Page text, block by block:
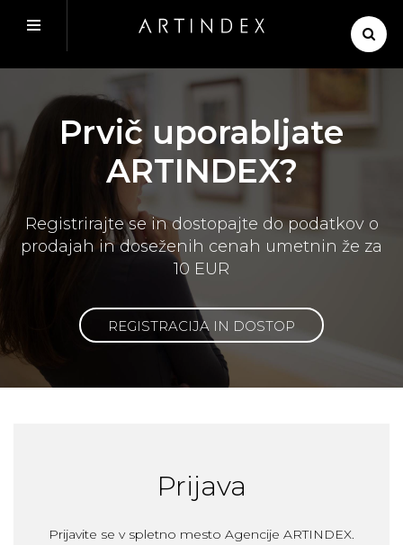
Prvič uporabljate
ARTINDEX?
Registrirajte se in dostopajte do podatkov o
prodajah in doseženih cenah umetnin že za
10 EUR
REGISTRACIJA IN DOSTOP
Prijava
Prijavite se v spletno mesto Agencije ARTINDEX.